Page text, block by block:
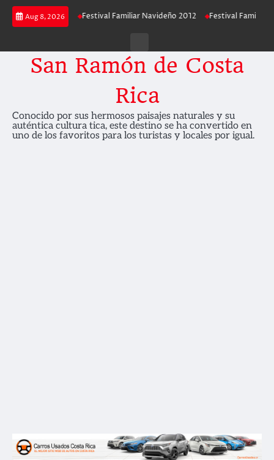
Skip
Aug 8, 2026
Navideño 2013 Festival Familiar Navideño 2012 Festival Familiar
San Ramón de Costa
Rica
Conocido por sus hermosos paisajes naturales y su
auténtica cultura tica, este destino se ha convertido en
uno de los favoritos para los turistas y locales por igual.